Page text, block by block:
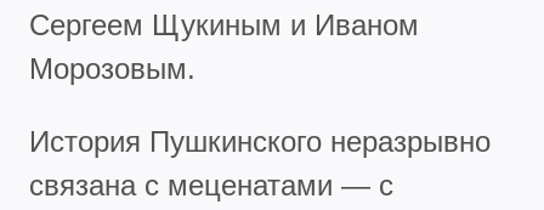
Сергеем Щукиным и Иваном
Морозовым.
История Пушкинского неразрывно
связана с меценатами — с